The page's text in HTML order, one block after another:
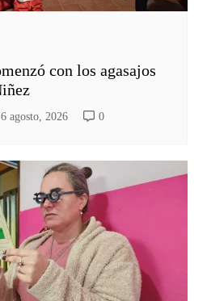
con los agasajos
6 agosto, 2026 0